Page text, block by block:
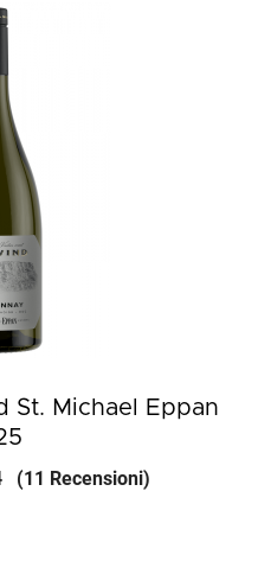
St. Michael Eppan
(11 Recensioni)